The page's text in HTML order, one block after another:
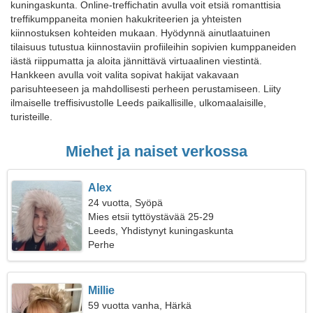
kuningaskunta. Online-treffichatin avulla voit etsiä romanttisia
treffikumppaneita monien hakukriteerien ja yhteisten
kiinnostuksen kohteiden mukaan. Hyödynnä ainutlaatuinen
tilaisuus tutustua kiinnostaviin profiileihin sopivien kumppaneiden
iästä riippumatta ja aloita jännittävä virtuaalinen viestintä.
Hankkeen avulla voit valita sopivat hakijat vakavaan
parisuhteeseen ja mahdollisesti perheen perustamiseen. Liity
ilmaiselle treffisivustolle Leeds paikallisille, ulkomaalaisille,
turisteille.
Miehet ja naiset verkossa
Alex
24 vuotta, Syöpä
Mies etsii tyttöystävää 25-29
Leeds, Yhdistynyt kuningaskunta
Perhe
Millie
59 vuotta vanha, Härkä